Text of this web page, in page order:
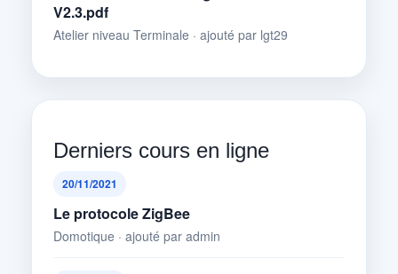
V2.3.pdf
Atelier niveau Terminale · ajouté par lgt29
Derniers cours en ligne
20/11/2021
Le protocole ZigBee
Domotique · ajouté par admin